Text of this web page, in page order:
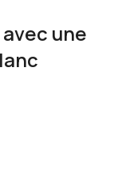
une